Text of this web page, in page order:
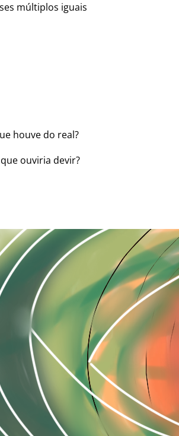
múltiplos iguais
houve do real?
ouviria devir?